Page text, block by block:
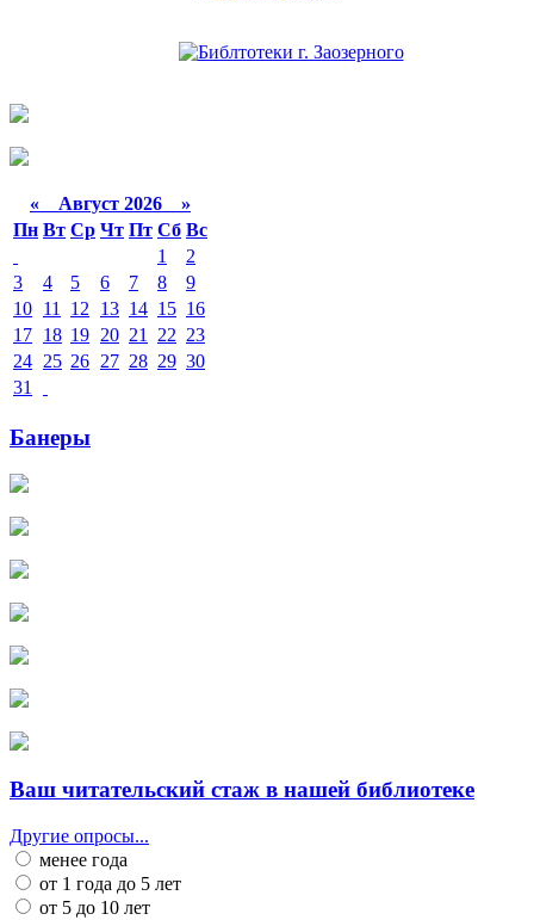
« Август 2026 »
Пн Вт Ср Чт Пт Сб Вс
1
2
3
4 5 6 7 8
9
10 11 12 13 14 15 16
17 18 19 20 21 22 23
24 25 26 27 28 29 30
31
Банеры
Ваш читательский стаж в нашей библиотеке
Другие опросы...
менее года
от 1 года до 5 лет
от 5 до 10 лет